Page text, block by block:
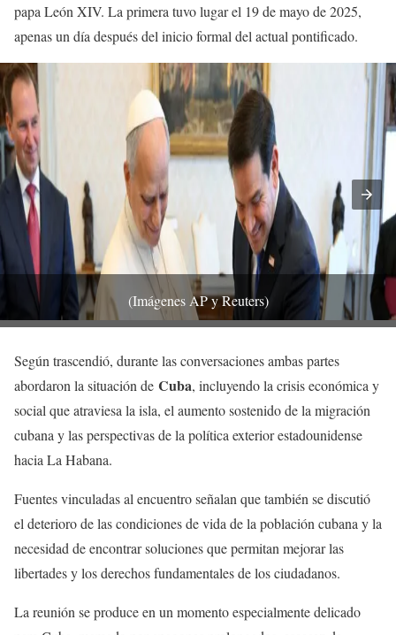
papa León XIV. La primera tuvo lugar el 19 de mayo de 2025,
apenas un día después del inicio formal del actual pontificado.
(Imágenes AP y Reuters)
Según trascendió, durante las conversaciones ambas partes
abordaron la situación de Cuba, incluyendo la crisis económica y
social que atraviesa la isla, el aumento sostenido de la migración
cubana y las perspectivas de la política exterior estadounidense
hacia La Habana.
Fuentes vinculadas al encuentro señalan que también se discutió
el deterioro de las condiciones de vida de la población cubana y la
necesidad de encontrar soluciones que permitan mejorar las
libertades y los derechos fundamentales de los ciudadanos.
La reunión se produce en un momento especialmente delicado